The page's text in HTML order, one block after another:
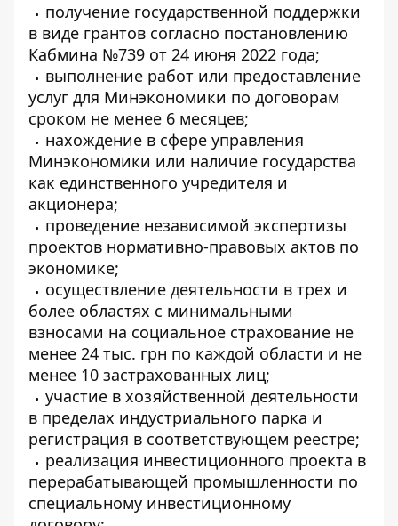
получение государственной поддержки
в виде грантов согласно постановлению
Кабмина №739 от 24 июня 2022 года;
выполнение работ или предоставление
услуг для Минэкономики по договорам
сроком не менее 6 месяцев;
нахождение в сфере управления
Минэкономики или наличие государства
как единственного учредителя и
акционера;
проведение независимой экспертизы
проектов нормативно-правовых актов по
экономике;
осуществление деятельности в трех и
более областях с минимальными
взносами на социальное страхование не
менее 24 тыс. грн по каждой области и не
менее 10 застрахованных лиц;
участие в хозяйственной деятельности
в пределах индустриального парка и
регистрация в соответствующем реестре;
реализация инвестиционного проекта в
перерабатывающей промышленности по
специальному инвестиционному